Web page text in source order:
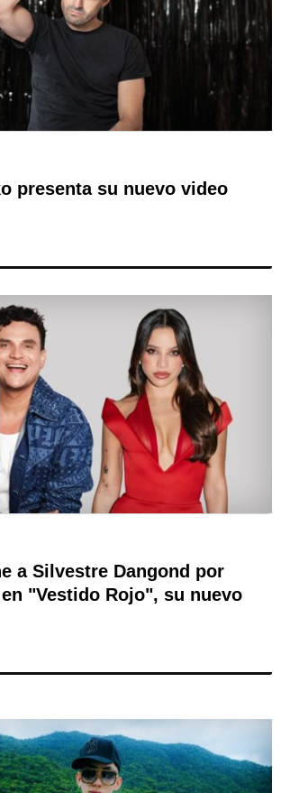
presenta su nuevo video
a Silvestre Dangond por
"Vestido Rojo", su nuevo